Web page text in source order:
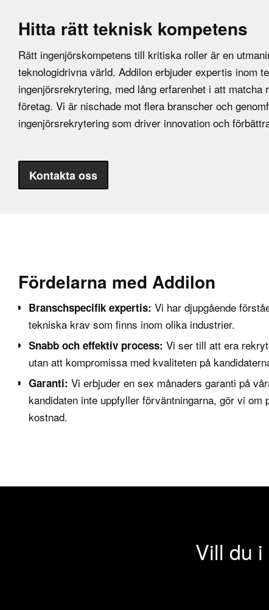
Hitta rätt teknisk kompetens
Rätt ingenjörskompetens till kritiska roller är en
teknologidrivna värld. Addilon erbjuder expertis inom
ingenjörsrekrytering, med lång erfarenhet i att matcha
företag. Vi är nischade mot flera branscher och
ingenjörsrekrytering som driver innovation och
Kontakta oss
Fördelarna med Addilon
Branschspecifik expertis: Vi har djupgående
tekniska krav som finns inom olika industrier.
Snabb och effektiv process: Vi ser till att era
utan att kompromissa med kvaliteten på
Garanti: Vi erbjuder en sex månaders garanti på
kandidaten inte uppfyller förväntningarna, gör vi om
kostnad.
Vill du